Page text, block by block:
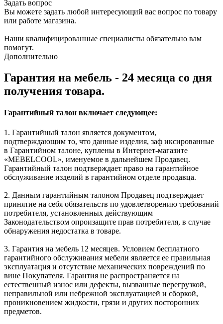
Задать вопрос
Вы можете задать любой интересующий вас вопрос по товару
или работе магазина.
Наши квалифицированные специалисты обязательно вам
помогут.
Дополнительно
Гарантия на мебель - 24 месяца со дня
получения товара.
Гарантийный талон включает следующее:
1. Гарантийный талон является документом,
подтверждающим то, что данные изделия, заф иксированные
в Гарантийном талоне, куплены в Интернет-магазите
«MEBELCOOL», именуемое в дальнейшем Продавец.
Гарантийный талон подтверждает право на гарантийное
обслуживание изделий в гарантийном отделе продавца.
2. Данным гарантийным талоном Продавец подтверждает
принятие на себя обязательств по удовлетворению требований
потребителя, установленных действующим
Законодательством опроизащите прав потребителя, в случае
обнаружения недостатка в товаре.
3. Гарантия на мебель 12 месяцев. Условием бесплатного
гарантийного обслуживания мебели является ее правильная
эксплуатация и отсутствие механических повреждений по
вине Покупателя. Гарантия не распространяется на
естественный износ или дефекты, вызванные перегрузкой,
неправильной или небрежной эксплуатацией и сборкой,
проникновением жидкости, грязи и других посторонних
предметов.